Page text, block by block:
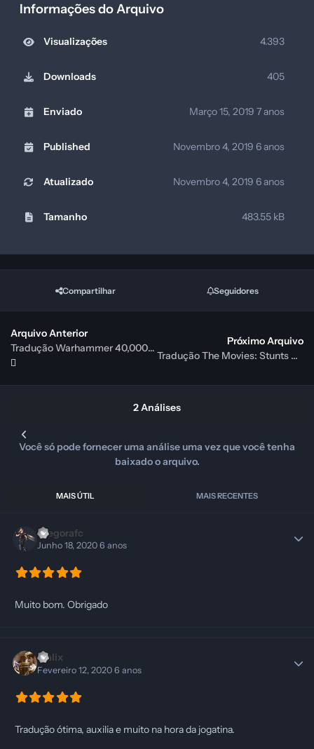
Informações do Arquivo
Visualizações 4.393
Downloads 405
Enviado Março 15, 2019 7 anos
Published Novembro 4, 2019 6 anos
Atualizado Novembro 4, 2019 6 anos
Tamanho 483.55 kB
Compartilhar Seguidores
Arquivo Anterior
Tradução Warhammer 40,000: Dawn Of War PT-BR
Próximo Arquivo
Tradução The Movies: Stunts & Effects PT-BR
2 Análises
Você só pode fornecer uma análise uma vez que você tenha
baixado o arquivo.
MAIS ÚTIL MAIS RECENTES
Diegorafc
Junho 18, 20206 anos
Muito bom. Obrigado
Malix
Fevereiro 12, 20206 anos
Tradução ótima, auxilia e muito na hora da jogatina.